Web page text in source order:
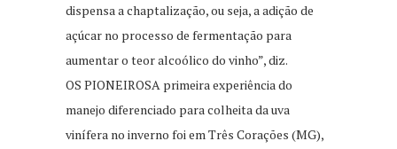
dispensa a chaptalização, ou seja, a adição de
açúcar no processo de fermentação para
aumentar o teor alcoólico do vinho”, diz.
OS PIONEIROSA primeira experiência do
manejo diferenciado para colheita da uva
vinífera no inverno foi em Três Corações (MG),